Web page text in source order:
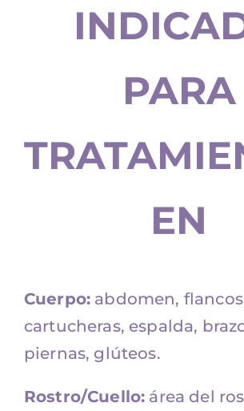
PARA
EN
Cuerpo: abdomen,
cartucheras, espalda,
piernas, glúteos.
Rostro/Cuello: área del